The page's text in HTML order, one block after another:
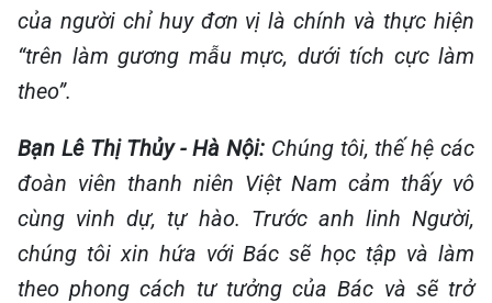
của người chỉ huy đơn vị là chính và thực hiện
“trên làm gương mẫu mực, dưới tích cực làm
theo”.
Bạn Lê Thị Thủy - Hà Nội: Chúng tôi, thế hệ các
đoàn viên thanh niên Việt Nam cảm thấy vô
cùng vinh dự, tự hào. Trước anh linh Người,
chúng tôi xin hứa với Bác sẽ học tập và làm
theo phong cách tư tưởng của Bác và sẽ trở